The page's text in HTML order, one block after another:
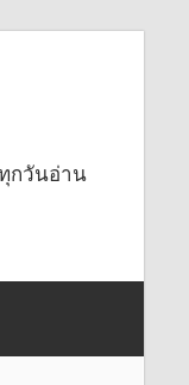
กวันอ่าน